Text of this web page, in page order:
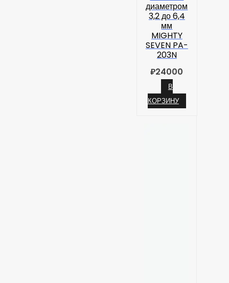
диаметром
3,2 до 6,4
мм
MIGHTY
SEVEN PA-
203N
₽24000
В
КОРЗИНУ